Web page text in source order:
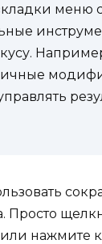
меню
Просто
нажмите